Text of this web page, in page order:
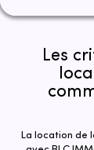
Les
La location de